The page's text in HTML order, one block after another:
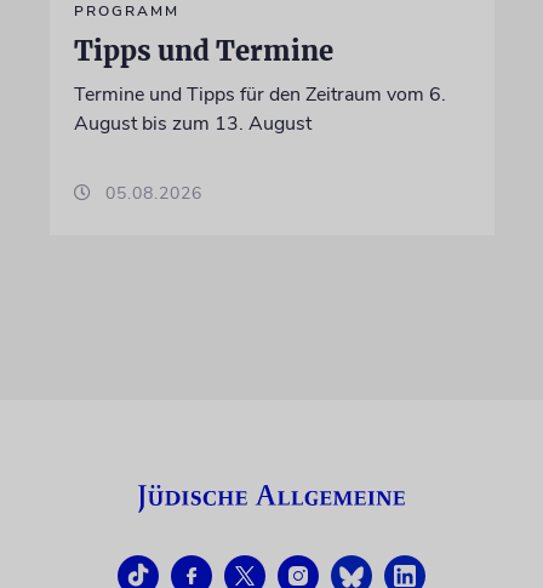
PROGRAMM
Tipps und Termine
Termine und Tipps für den Zeitraum vom 6.
August bis zum 13. August
05.08.2026